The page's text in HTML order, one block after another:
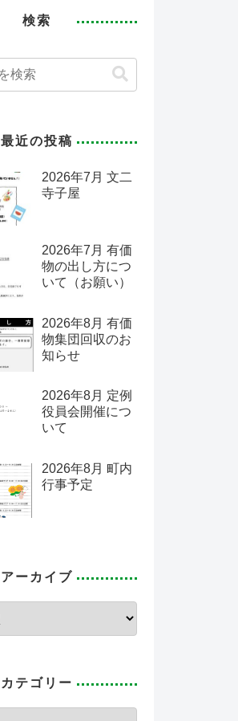
検索
最近の投稿
2026年7月 文二
寺子屋
2026年7月 有価
物の出し方につ
いて（お願い）
2026年8月 有価
物集団回収のお
知らせ
2026年8月 定例
役員会開催につ
いて
2026年8月 町内
行事予定
アーカイブ
カテゴリー